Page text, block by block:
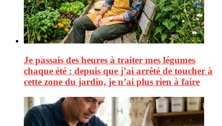
Je passais des heures à traiter mes légumes
chaque été : depuis que j’ai arrêté de toucher à
cette zone du jardin, je n’ai plus rien à faire